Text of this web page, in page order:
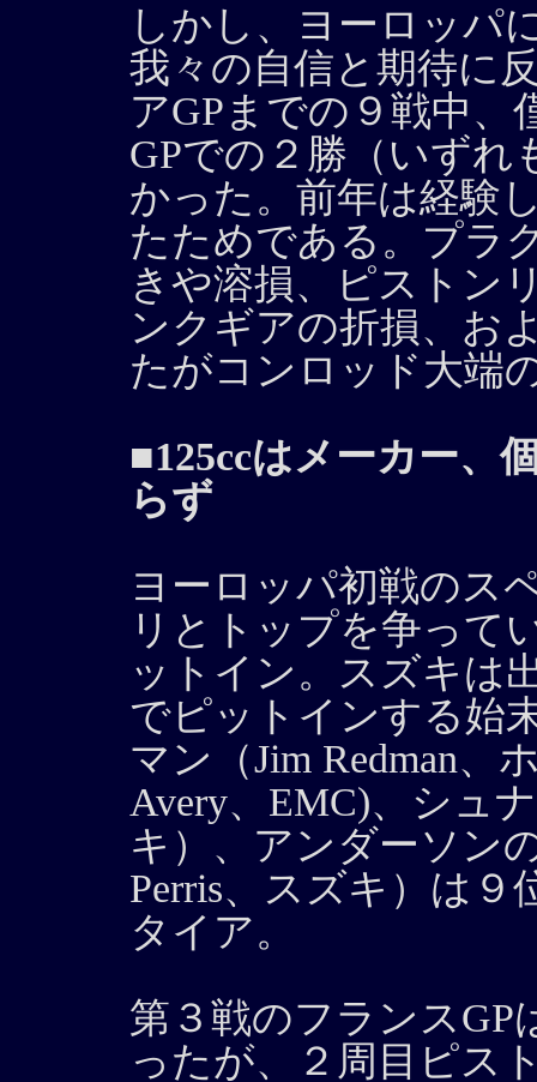
しかし、ヨーロッパ
我々の自信と期待に
アGPまでの９戦中、
GPでの２勝（いず
かった。前年は経験
たためである。プラ
きや溶損、ピストン
ンクギアの折損、お
たがコンロッド大端
■125ccはメーカー、
らず
ヨーロッパ初戦のス
リとトップを争って
ットイン。スズキは
でピットインする始
マン（Jim Redman、
Avery、EMC)、シュ
キ）、アンダーソン
Perris、スズキ）は
タイア。
第３戦のフランス
ったが、２周目ピス